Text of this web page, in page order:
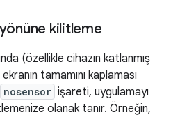
kilitleme
(özellikle cihazın katlanmış
tamamını kaplaması
nosensor işareti, uygulamayı
olanak tanır. Örneğin,